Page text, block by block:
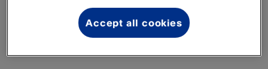
Rengör de fem små guldfärgade ringarna på baksidan av
kortläsaren och dockan försiktigt med en mjuk borste eller
trasa och alkohol. Använd inte metallföremål - det kan
Accept all cookies